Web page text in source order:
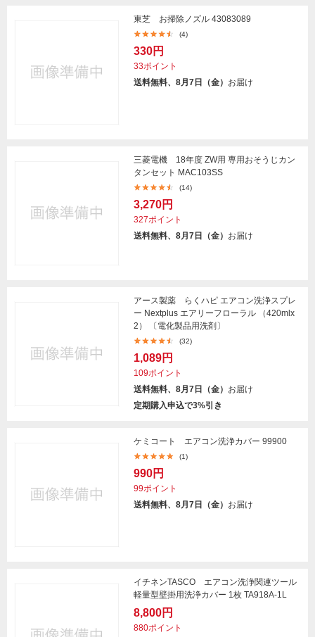
東芝 お掃除ノズル 43083089
(4)
330円
33ポイント
送料無料、8月7日（金） お届け
三菱電機 18年度 ZW用 専用おそうじカン
タンセット MAC103SS
(14)
3,270円
327ポイント
送料無料、8月7日（金） お届け
アース製薬 らくハピ エアコン洗浄スプレ
ー Nextplus エアリーフローラル （420mlx
2） 〔電化製品用洗剤〕
(32)
1,089円
109ポイント
送料無料、8月7日（金） お届け
定期購入申込で3%引き
ケミコート エアコン洗浄カバー 99900
(1)
990円
99ポイント
送料無料、8月7日（金） お届け
イチネンTASCO エアコン洗浄関連ツール
軽量型壁掛用洗浄カバー 1枚 TA918A-1L
8,800円
880ポイント